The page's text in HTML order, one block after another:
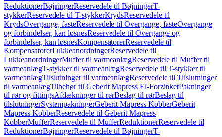
ReduktionerBøjningerReservedele til BøjningerT-
stykkerReservedele til T-stykkerKrydsReservedele til
KrydsOvergange, fasteReservedele til Overgange, fasteOvergange
og forbindelser, kan løsnesReservedele til Overgange og
forbindelser, kan løsnesKompensatorerReservedele til
KompensatorerLukkeanordningerReservedele til
LukkeanordningerMuffer til varmeanlægReservedele til Muffer til
varmeanlægT-stykker til varmeanlægReservedele til T-stykker til
varmeanlægTilslutninger til varmeanlægReservedele til Tilslutninger
til varmeanlægTilbehør til Geberit Mapress El-ForzinketPakninger
til rør og fittingsAfdækninger til rørBeslag til rørBeslag til
tilslutningerSystempakningerGeberit Mapress KobberGeberit
Mapress KobberReservedele til Geberit Mapress
KobberMufferReservedele til MufferReduktionerReservedele til
ReduktionerBøjningerReservedele til BøjningerT-